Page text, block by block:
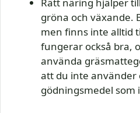
gröna och växande.
men finns inte alltid
fungerar också bra,
använda
att du inte använder
gödningsmedel som